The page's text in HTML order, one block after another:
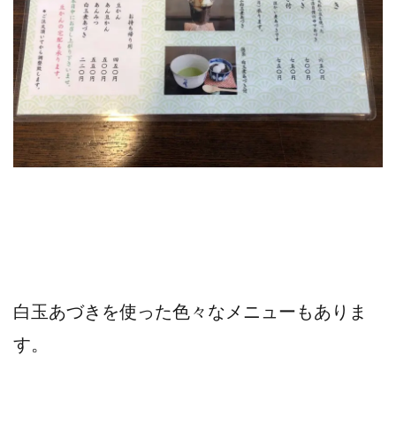
白玉あづきを使った色々なメニューもありま
す。